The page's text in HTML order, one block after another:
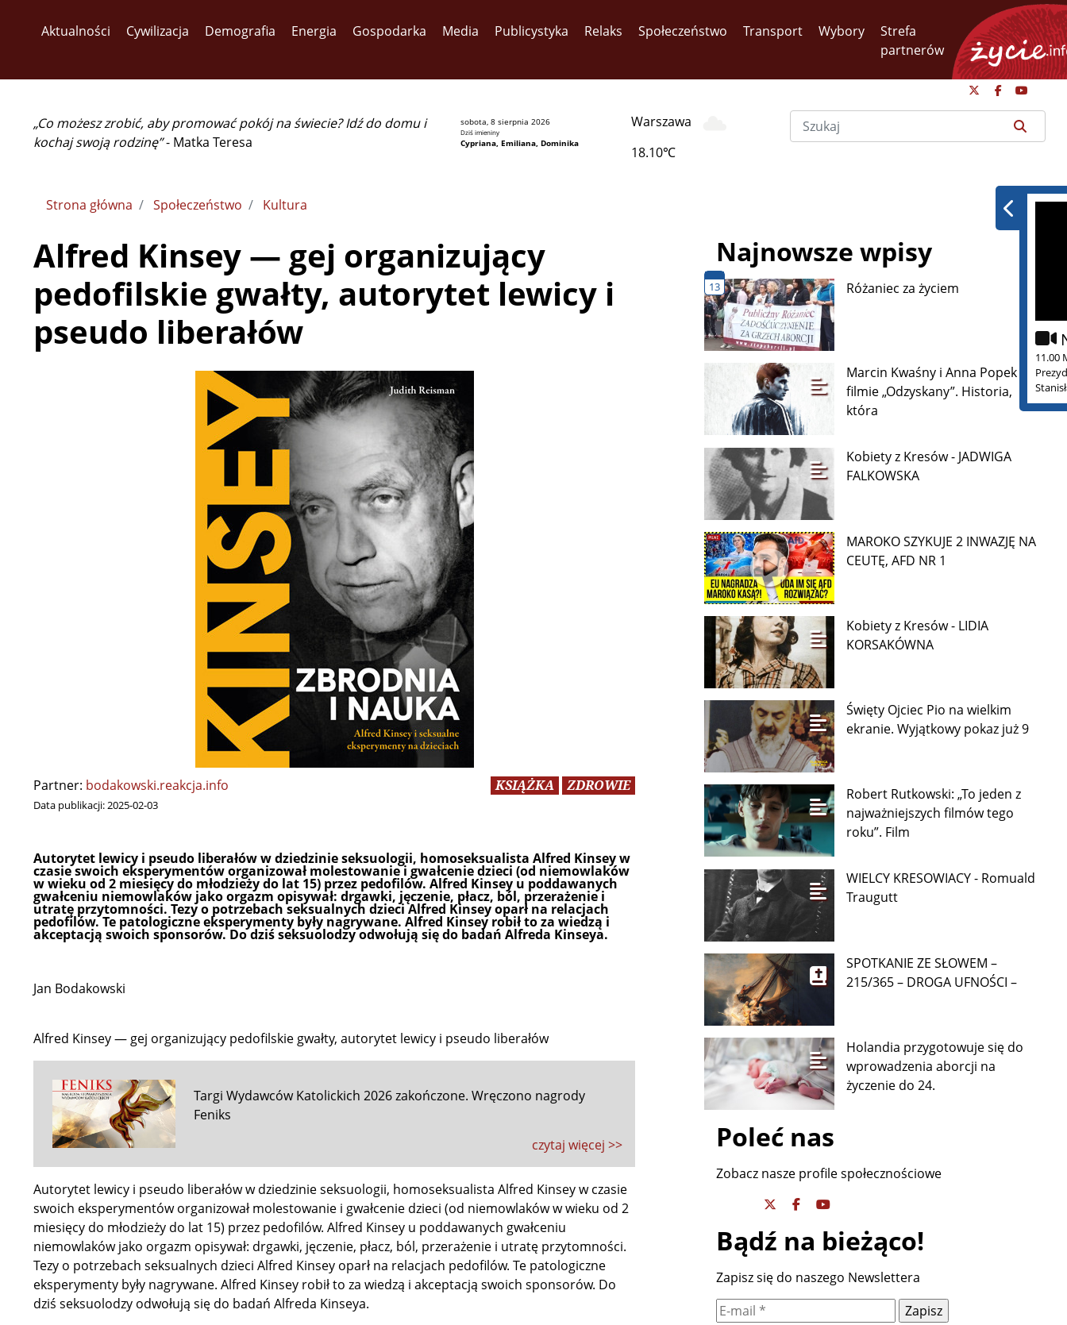
Aktualności Cywilizacja Demografia Energia Gospodarka Media Publicystyka Relaks Społeczeństwo Transport Wybory
Strefa
partnerów
„Co możesz zrobić, aby promować pokój na świecie? Idź do domu i
kochaj swoją rodzinę”- Matka Teresa
sobota, 8 sierpnia 2026
Dziś imieniny
Cypriana, Emiliana, Dominika
Warszawa
18.10℃
11.00
Strona główna Społeczeństwo Kultura
Alfred Kinsey — gej organizujący
pedofilskie gwałty, autorytet lewicy i
pseudo liberałów
Partner: bodakowski.reakcja.info
Data publikacji:2025-02-03
KSIĄŻKA ZDROWIE
Autorytet lewicy i pseudo liberałów w dziedzinie seksuologii, homoseksualista Alfred Kinsey w
czasie swoich eksperymentów organizował molestowanie i gwałcenie dzieci (od niemowlaków
w wieku od 2 miesięcy do młodzieży do lat 15) przez pedofilów. Alfred Kinsey u poddawanych
gwałceniu niemowlaków jako orgazm opisywał: drgawki, jęczenie, płacz, ból, przerażenie i
utratę przytomności. Tezy o potrzebach seksualnych dzieci Alfred Kinsey oparł na relacjach
pedofilów. Te patologiczne eksperymenty były nagrywane. Alfred Kinsey robił to za wiedzą i
akceptacją swoich sponsorów. Do dziś seksuolodzy odwołują się do badań Alfreda Kinseya.
Jan Bodakowski
Alfred Kinsey — gej organizujący pedofilskie gwałty, autorytet lewicy i pseudo liberałów
Targi Wydawców Katolickich 2026 zakończone. Wręczono nagrody
Feniks
czytaj więcej >>
Autorytet lewicy i pseudo liberałów w dziedzinie seksuologii, homoseksualista Alfred Kinsey w czasie
swoich eksperymentów organizował molestowanie i gwałcenie dzieci (od niemowlaków w wieku od 2
miesięcy do młodzieży do lat 15) przez pedofilów. Alfred Kinsey u poddawanych gwałceniu
niemowlaków jako orgazm opisywał: drgawki, jęczenie, płacz, ból, przerażenie i utratę przytomności.
Tezy o potrzebach seksualnych dzieci Alfred Kinsey oparł na relacjach pedofilów. Te patologiczne
eksperymenty były nagrywane. Alfred Kinsey robił to za wiedzą i akceptacją swoich sponsorów. Do
dziś seksuolodzy odwołują się do badań Alfreda Kinseya.
Najnowsze wpisy
13 Różaniec za życiem
Marcin Kwaśny i Anna Popek o
filmie „Odzyskany”. Historia,
która
Kobiety z Kresów - JADWIGA
FALKOWSKA
MAROKO SZYKUJE 2 INWAZJĘ NA
CEUTĘ, AFD NR 1
Kobiety z Kresów - LIDIA
KORSAKÓWNA
Święty Ojciec Pio na wielkim
ekranie. Wyjątkowy pokaz już 9
Robert Rutkowski: „To jeden z
najważniejszych filmów tego
roku”. Film
WIELCY KRESOWIACY - Romuald
Traugutt
SPOTKANIE ZE SŁOWEM –
215/365 – DROGA UFNOŚCI –
Holandia przygotowuje się do
wprowadzenia aborcji na
życzenie do 24.
Poleć nas
Zobacz nasze profile społecznościowe
Bądź na bieżąco!
Zapisz się do naszego Newslettera